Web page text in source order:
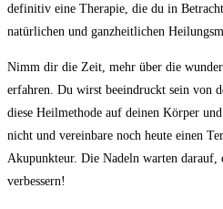
⁢definitiv eine Therapie, ⁤die du ⁢in
natürlichen und ganzheitlichen
Nimm dir die Zeit, mehr über die
erfahren. Du​ wirst beeindruckt sein von
‍diese Heilmethode ⁢auf deinen Körper
nicht und vereinbare noch heute einen
Akupunkteur. Die ⁣Nadeln warten
verbessern!